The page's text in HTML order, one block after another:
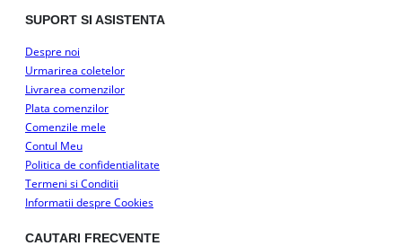
SUPORT SI ASISTENTA
Despre noi
Urmarirea coletelor
Livrarea comenzilor
Plata comenzilor
Comenzile mele
Contul Meu
Politica de confidentialitate
Termeni si Conditii
Informatii despre Cookies
CAUTARI FRECVENTE